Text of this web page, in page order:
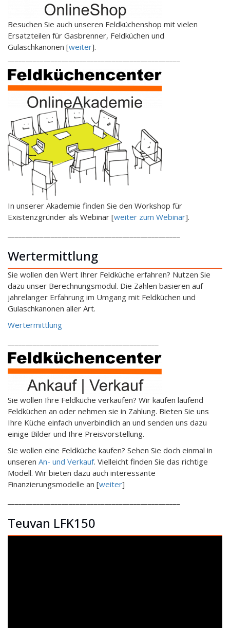
Besuchen Sie auch unseren Feldküchenshop mit vielen
Ersatzteilen für Gasbrenner, Feldküchen und
Gulaschkanonen [weiter].
In unserer Akademie finden Sie den Workshop für
Existenzgründer als Webinar [weiter zum Webinar].
Wertermittlung
Sie wollen den Wert Ihrer Feldküche erfahren? Nutzen Sie
dazu unser Berechnungsmodul. Die Zahlen basieren auf
jahrelanger Erfahrung im Umgang mit Feldküchen und
Gulaschkanonen aller Art.
Wertermittlung
Sie wollen Ihre Feldküche verkaufen? Wir kaufen laufend
Feldküchen an oder nehmen sie in Zahlung. Bieten Sie uns
Ihre Küche einfach unverbindlich an und senden uns dazu
einige Bilder und Ihre Preisvorstellung.
Sie wollen eine Feldküche kaufen? Sehen Sie doch einmal in
unseren An- und Verkauf. Vielleicht finden Sie das richtige
Modell. Wir bieten dazu auch interessante
Finanzierungsmodelle an [weiter]
Teuvan LFK150